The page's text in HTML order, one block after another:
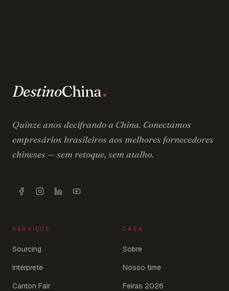
DestinoChina
Quinze anos decifrando a China. Conectamos
empresários brasileiros aos melhores fornecedores
chineses — sem retoque, sem atalho.
SERVIÇOS
Sourcing
Intérprete
Canton Fair
CASA
Sobre
Nosso time
Feiras 2026